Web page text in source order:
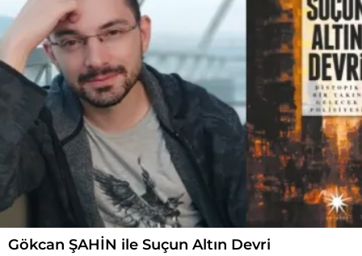
p
o
r
j
Gökcan ŞAHİN ile Suçun Altın Devri